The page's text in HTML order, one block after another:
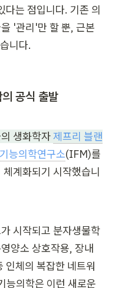
다는 점입니다. 기존 의
'관리'만 할 뿐, 근본
니다.
공식 출발
생화학자 제프리 블랜
기능의학연구소(IFM)를
계화되기 시작했습니
시작되고 분자생물학
양소 상호작용, 장내
인체의 복잡한 네트워
능의학은 이런 새로운